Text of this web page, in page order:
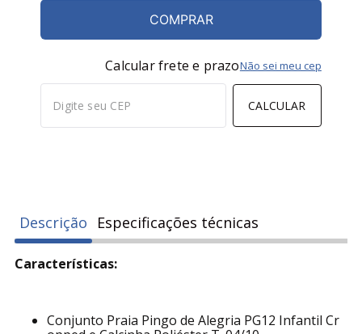
COMPRAR
Calcular frete e prazo
CALCULAR
Não sei meu cep
Descrição Especificações técnicas
Características:
Conjunto Praia Pingo de Alegria PG12 Infantil Cr